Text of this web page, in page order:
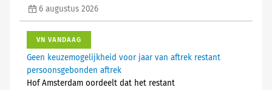
6 augustus 2026
VN VANDAAG
Geen keuzemogelijkheid voor jaar van aftrek restant
persoonsgebonden aftrek
Hof Amsterdam oordeelt dat het restant